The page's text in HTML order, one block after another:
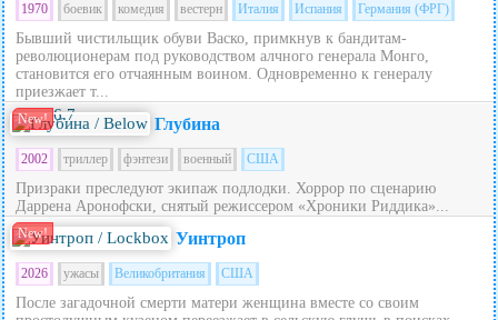
1970 боевик комедия вестерн Италия Испания Германия (ФРГ)
Бывший чистильщик обуви Васко, примкнув к бандитам-
революционерам под руководством алчного генерала Монго,
становится его отчаянным воином. Одновременно к генералу
приезжает т...
New! 6.7 Глубина
2002 триллер фэнтези военный США
Призраки преследуют экипаж подлодки. Хоррор по сценарию
Даррена Аронофски, снятый режиссером «Хроники Риддика»...
New! Уинтроп
2026 ужасы Великобритания США
После загадочной смерти матери женщина вместе со своим